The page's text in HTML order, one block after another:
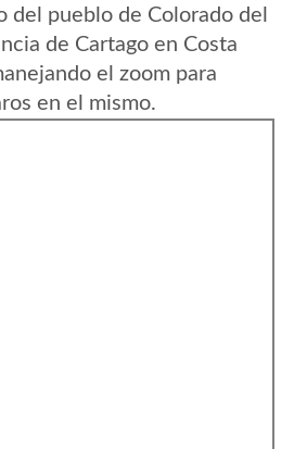
del pueblo de Colorado del
de Cartago en Costa
el zoom para
en el mismo.